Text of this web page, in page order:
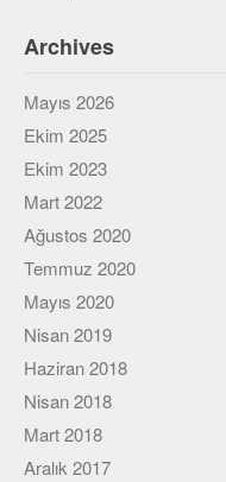
Archives
Mayıs 2026
Ekim 2025
Ekim 2023
Mart 2022
Ağustos 2020
Temmuz 2020
Mayıs 2020
Nisan 2019
Haziran 2018
Nisan 2018
Mart 2018
Aralık 2017